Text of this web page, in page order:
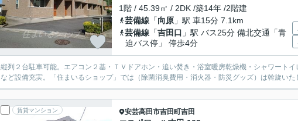
1階 / 45.39㎡ / 2DK /築14年 /2階建
芸備線 「向原 」駅 車15分 7.1km
芸備線 「吉田口 」駅 バス25分 備北交通「青
迫バス停」 停歩4分
縦列２台駐車可能。エアコン２基・ＴＶドアホン・追い焚き・浴室暖房乾燥機・シャワート
など設備充実。「住まいるショップ」では（除菌消臭費用・消火器・防災グッズ）は斡旋いた
賃貸マンション 安芸高田市吉田町吉田